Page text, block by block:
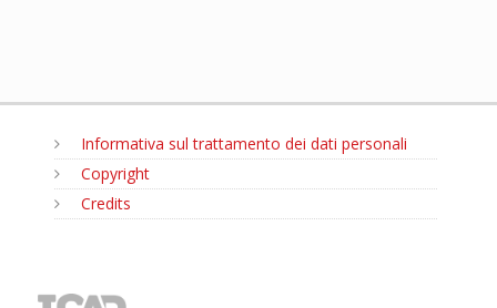
Informativa sul trattamento dei dati personali
Copyright
Credits